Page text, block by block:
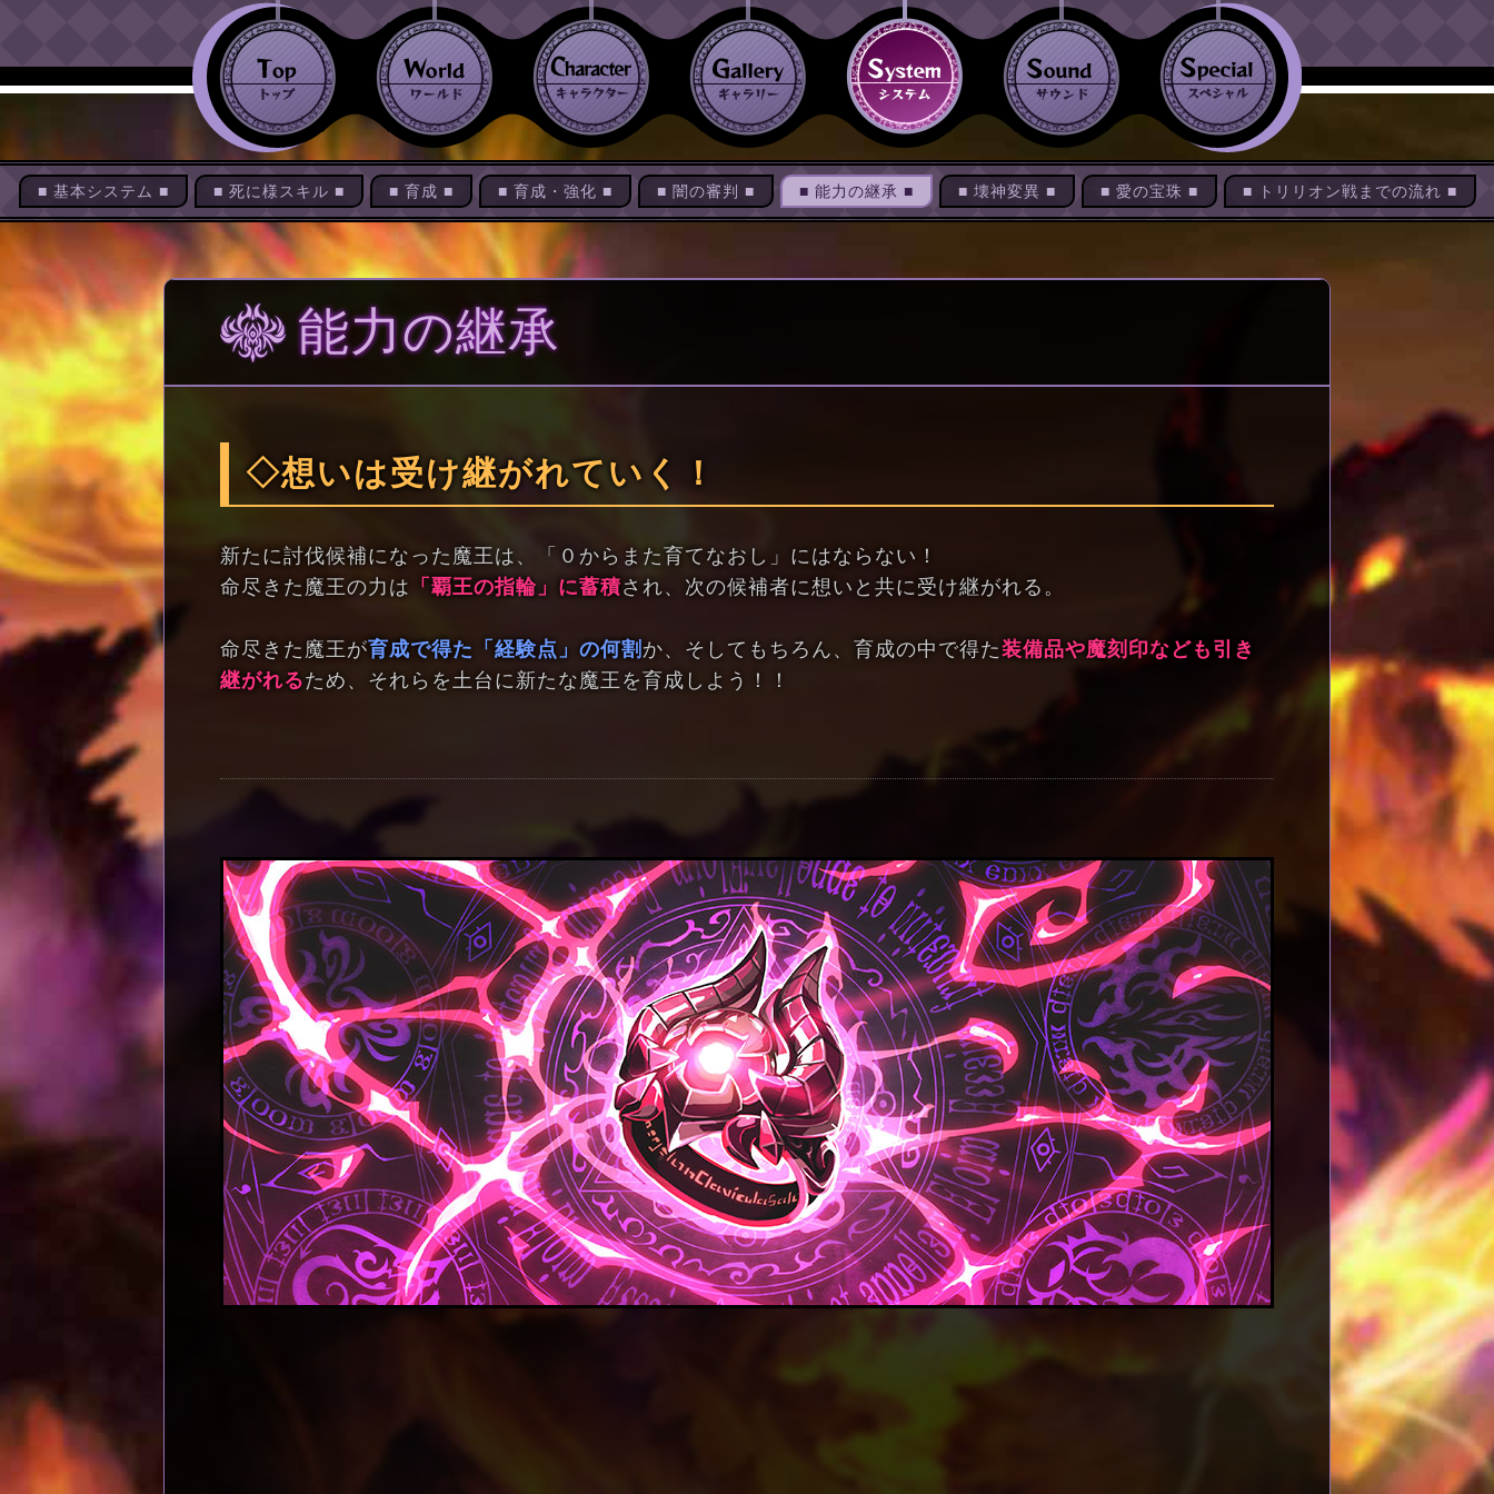
■ 基本システム ■ ■ 死に様スキル ■ ■ 育成 ■ ■ 育成・強化 ■ ■ 闇の審判 ■ ■ 能力の継承 ■ ■ 壊神変異 ■ ■ 愛の宝珠 ■ ■ トリリオン戦までの流れ ■
能力の継承
◇想いは受け継がれていく！
新たに討伐候補になった魔王は、「０からまた育てなおし」にはならない！
命尽きた魔王の力は 「覇王の指輪」に蓄積され、次の候補者に想いと共に受け継がれる。
命尽きた魔王が育成で得た「経験点」の何割 か、そしてもちろん、育成の中で得た装備品や魔刻印なども引き
継がれるため、それらを土台に新たな魔王を育成しよう！！